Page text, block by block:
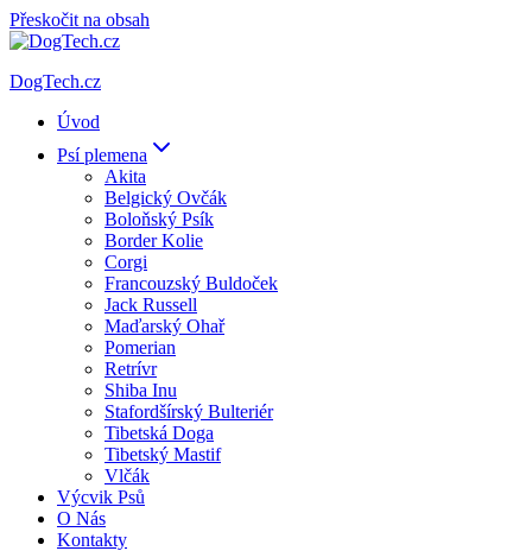
Přeskočit na obsah
DogTech.cz
Úvod
Psí plemena
Akita
Belgický Ovčák
Boloňský Psík
Border Kolie
Corgi
Francouzský Buldoček
Jack Russell
Maďarský Ohař
Pomerian
Retrívr
Shiba Inu
Stafordšírský Bulteriér
Tibetská Doga
Tibetský Mastif
Vlčák
Výcvik Psů
O Nás
Kontakty